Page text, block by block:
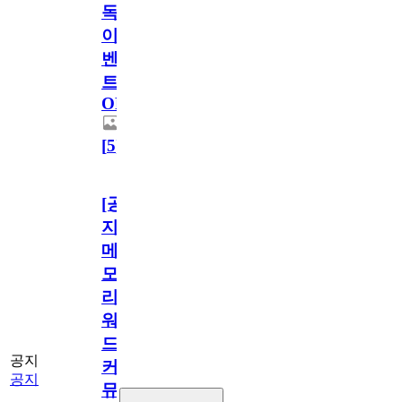
독
이
벤
트
OPEN!
[5]
공지
공지
[공
지]
메
모
리
워
드
커
뮤